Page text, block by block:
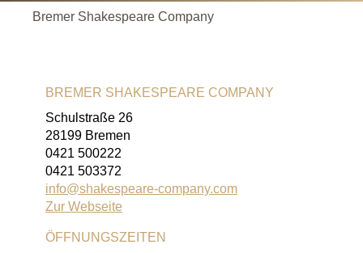
Bremer Shakespeare Company
BREMER SHAKESPEARE COMPANY
Schulstraße 26
28199 Bremen
0421 500222
0421 503372
info@shakespeare-company.com
Zur Webseite
ÖFFNUNGSZEITEN